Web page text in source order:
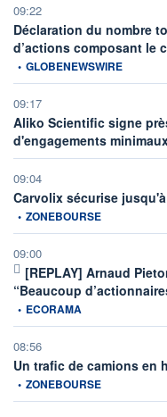
09:22
Déclaration du nombre
d’actions composant le
• GLOBENEWSWIRE
09:17
Aliko Scientific signe
d'engagements
09:04
Carvolix sécurise
• ZONEBOURSE
09:00
[REPLAY] Arnaud
“Beaucoup
• ECORAMA
08:56
Un trafic de camions en
• ZONEBOURSE